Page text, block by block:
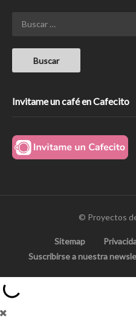
Invitame un café en Cafecito
© Proyectos
Sitemap
Suscribirse a nuestra